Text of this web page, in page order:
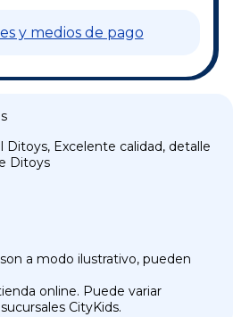
y medios de pago
Ditoys, Excelente calidad, detalle
Ditoys
a modo ilustrativo, pueden
online. Puede variar
CityKids.